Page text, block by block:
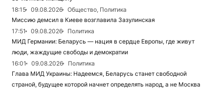
18:15
09.08.2026
Общество, Политика
Миссию демсил в Киеве возглавила Зазулинская
17:51
09.08.2026
Политика
МИД Германии: Беларусь — нация в сердце Европы, где живут
люди, жаждущие свободы и демократии
16:01
09.08.2026
Политика
Глава МИД Украины: Надеемся, Беларусь станет свободной
страной, будущее которой начнет определять народ, а не Москва